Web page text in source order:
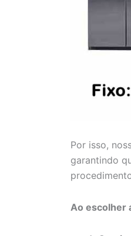
Por isso,
garantindo
Ao escolher